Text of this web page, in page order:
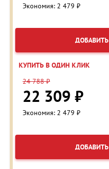
Экономия: 2 479 ₽
КУПИТЬ В ОДИН КЛИК
24 788 ₽
22 309 ₽
Экономия: 2 479 ₽